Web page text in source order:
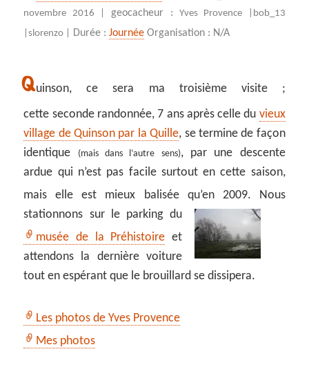
novembre 2016 |
geocacheur : Yves Provence |
bob_13
|slorenzo | Durée :Journée Organisation : N/A
Quinson, ce sera ma troisième visite ;
cette seconde randonnée, 7 ans après celle du vieux
village de Quinson par la Quille, se termine de façon
identique
(mais dans l’autre sens), par une descente
ardue qui n’est pas facile surtout en cette saison,
mais elle est mieux balisée qu’en 2009.
Nous
stationnons sur le parking du
musée de la Préhistoire et
attendons la dernière voiture
tout en espérant que le brouillard se dissipera.
Les photos de Yves Provence
Mes photos